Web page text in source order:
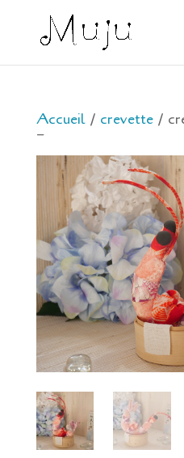
Accueil/ crevette/
–